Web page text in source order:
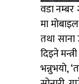
वडा नम्बर
मा
तथा
दिइने
भन्नुभयो,